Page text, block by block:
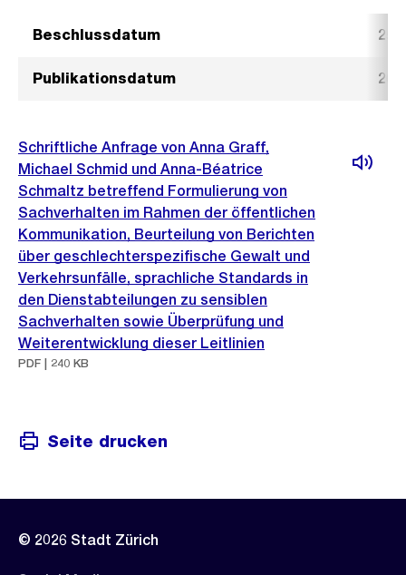
Beschlussdatum 25.
Publikationsdatum 26.
Schriftliche Anfrage von Anna Graff,
Michael Schmid und Anna-Béatrice
Schmaltz betreffend Formulierung von
Sachverhalten im Rahmen der öffentlichen
Kommunikation, Beurteilung von Berichten
über geschlechterspezifische Gewalt und
Verkehrsunfälle, sprachliche Standards in
den Dienstabteilungen zu sensiblen
Sachverhalten sowie Überprüfung und
Weiterentwicklung dieser Leitlinien
PDF | 240 KB
Seite drucken
© 2026 Stadt Zürich